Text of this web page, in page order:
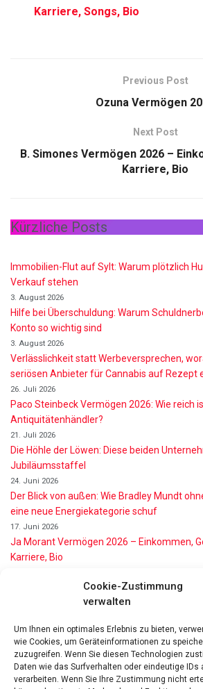
Cookie-Zustimmung
verwalten
Um Ihnen ein optimales Erlebnis zu bieten,
wie Cookies, um Geräteinformationen zu
zuzugreifen. Wenn Sie diesen Technologien
Daten wie das Surfverhalten oder eindeutige IDs
verarbeiten. Wenn Sie Ihre Zustimmung nicht
Karriere, Songs, Bio
Previous Post
Ozuna Vermögen
Next Post
B. Simones Vermögen 2026 –
Karriere, Bio
Kürzliche Posts
Immobilien-Flut auf Sylt: Warum plötzlich
Verkauf stehen
3. August 2026
Hilfe bei Überschuldung: Warum
Konto so wichtig sind
3. August 2026
Verlässlichkeit statt Werbeversprechen,
seriösen Anbieter für Cannabis auf Rezept
26. Juli 2026
Paco Steinbeck Vermögen 2026: Wie reich
Antiquitätenhändler?
21. Juli 2026
Die Höhle der Löwen: Diese beiden
Jubiläumsstaffel
24. Juni 2026
Der Blick von außen: Wie Bradley Mundt
eine neue Energiekategorie schuf
17. Juni 2026
Ja Morant Vermögen 2026 – Einkommen,
Karriere, Bio
Alice Walton Vermögen 2026: So reich ist
wirklich
11. Juni 2026
Nino de Angelo Vermögen 2026 Wie Reich
9. Juni 2026